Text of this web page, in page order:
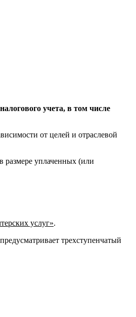
учета, в том числе
от целей и отраслевой
размере уплаченных (или
услуг».
трехступенчатый